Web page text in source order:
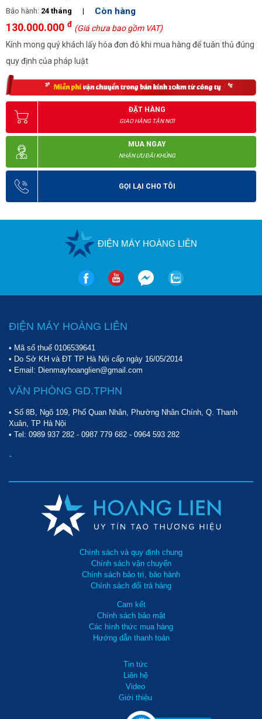
Bảo hành: 24 tháng | Còn hàng
130.000.000 đ (Giá chưa bao gồm VAT)
Kính mong quý khách lấy hóa đơn đỏ khi mua hàng để tuân thủ đúng
quy định của pháp luật
ĐẶT HÀNG
GIAO HÀNG TẬN NƠI
MUA NGAY
NHẬN ƯU ĐÃI KHỦNG
GỌI LẠI CHO TÔI
ĐIỆN MÁY HOÀNG LIÊN
ĐIỆN MÁY HOÀNG LIÊN
• Mã số thuế 0106539641
• Do Sở KH và ĐT TP Hà Nội cấp ngày 16/05/2014
• Email: Dienmayhoanglien@gmail.com
VĂN PHÒNG GD.TPHN
• Số 8B, Ngõ 109, Phố Quan Nhân, Phường Nhân Chính, Q. Thanh
Xuân, TP Hà Nội
• Tel: 0989 937 282 - 0987 779 682 - 0964 593 282
-
Chính sách và quy định chung
Chính sách vận chuyển
Chính sách bảo trì, bảo hành
Chính sách đổi trả hàng
Cam kết
Chính sách bảo mật
Các hình thức mua hàng
Hướng dẫn thanh toán
Tin tức
Liên hệ
Video
Giới thiệu